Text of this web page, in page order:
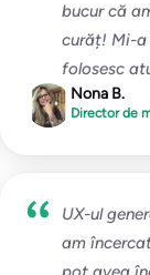
Totul de la Pro,
Acorduri
Manager de
bucur că
curăț! Mi-a
folosesc
Nona B.
Director de
UX-ul
am